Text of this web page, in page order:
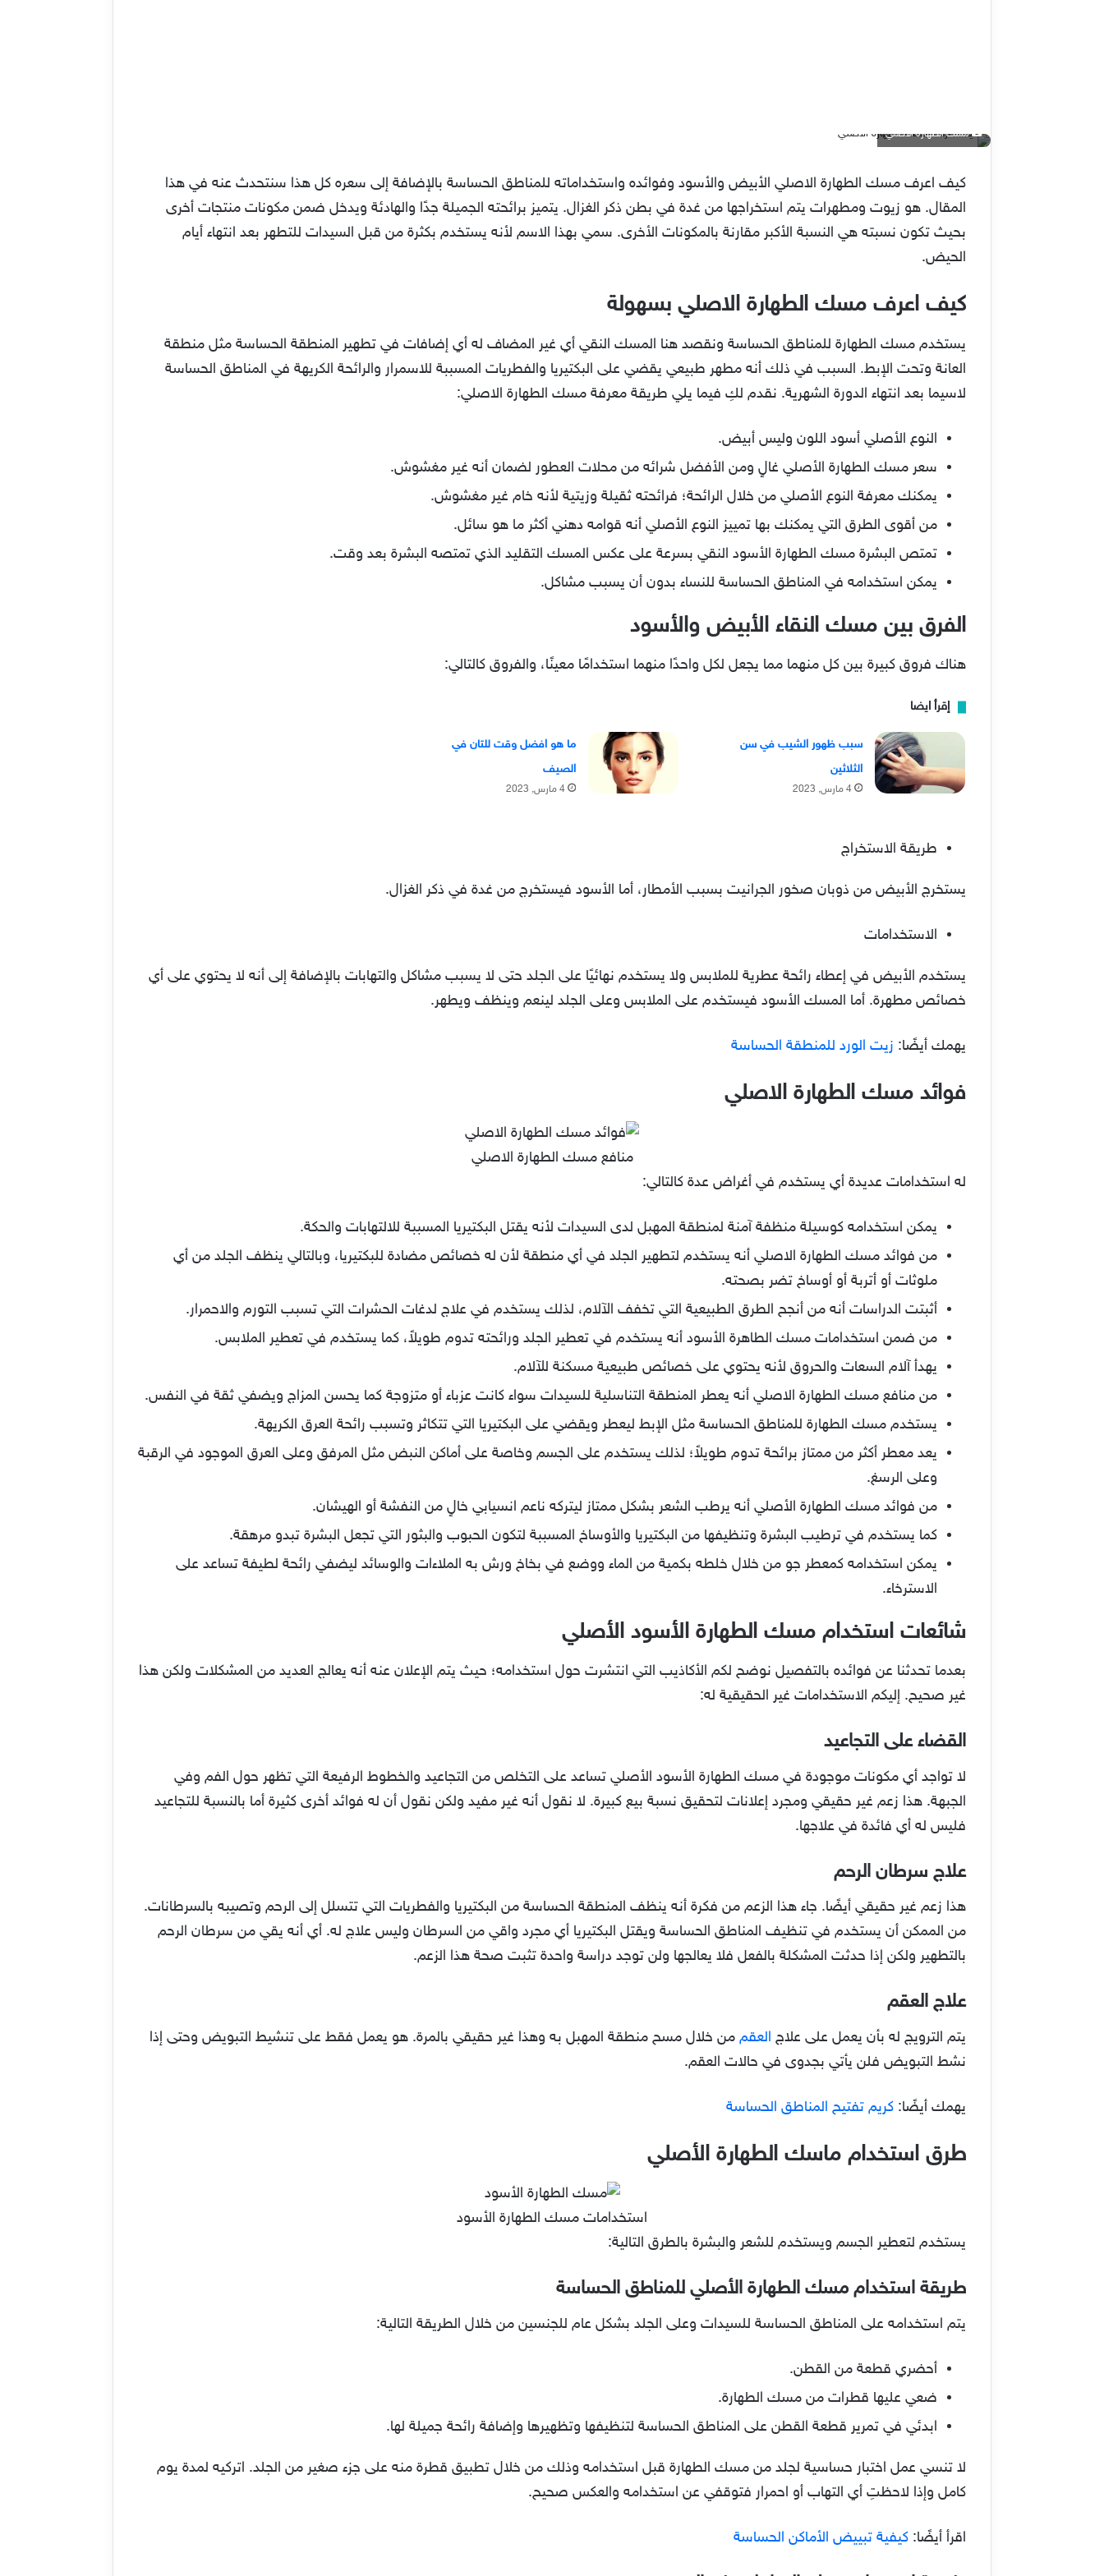
مسك الطهارة الاصلي
كيف اعرف مسك الطهارة الاصلي الأبيض والأسود وفوائده واستخداماته للمناطق الحساسة بالإضافة إلى سعره كل هذا سنتحدث عنه في هذا
المقال. هو زيوت ومطهرات يتم استخراجها من غدة في بطن ذكر الغزال. يتميز برائحته الجميلة جدًا والهادئة ويدخل ضمن مكونات منتجات أخرى
بحيث تكون نسبته هي النسبة الأكبر مقارنة بالمكونات الأخرى. سمي بهذا الاسم لأنه يستخدم بكثرة من قبل السيدات للتطهر بعد انتهاء أيام
الحيض.
كيف اعرف مسك الطهارة الاصلي بسهولة
يستخدم مسك الطهارة للمناطق الحساسة ونقصد هنا المسك النقي أي غير المضاف له أي إضافات في تطهير المنطقة الحساسة مثل منطقة
العانة وتحت الإبط. السبب في ذلك أنه مطهر طبيعي يقضي على البكتيريا والفطريات المسببة للاسمرار والرائحة الكريهة في المناطق الحساسة
لاسيما بعد انتهاء الدورة الشهرية. نقدم لكِ فيما يلي طريقة معرفة مسك الطهارة الاصلي:
النوع الأصلي أسود اللون وليس أبيض.
سعر مسك الطهارة الأصلي غالٍ ومن الأفضل شرائه من محلات العطور لضمان أنه غير مغشوش.
يمكنك معرفة النوع الأصلي من خلال الرائحة؛ فرائحته ثقيلة وزيتية لأنه خام غير مغشوش.
من أقوى الطرق التي يمكنك بها تمييز النوع الأصلي أنه قوامه دهني أكثر ما هو سائل.
تمتص البشرة مسك الطهارة الأسود النقي بسرعة على عكس المسك التقليد الذي تمتصه البشرة بعد وقت.
يمكن استخدامه في المناطق الحساسة للنساء بدون أن يسبب مشاكل.
الفرق بين مسك النقاء الأبيض والأسود
هناك فروق كبيرة بين كل منهما مما يجعل لكل واحدًا منهما استخدامًا معينًا، والفروق كالتالي:
إقرأ ايضا
سبب ظهور الشيب في سن
الثلاثين
4 مارس, 2023
ما هو افضل وقت للتان في
الصيف
4 مارس, 2023
طريقة الاستخراج
يستخرج الأبيض من ذوبان صخور الجرانيت بسبب الأمطار، أما الأسود فيستخرج من غدة في ذكر الغزال.
الاستخدامات
يستخدم الأبيض في إعطاء رائحة عطرية للملابس ولا يستخدم نهائيًا على الجلد حتى لا يسبب مشاكل والتهابات بالإضافة إلى أنه لا يحتوي على أي
خصائص مطهرة. أما المسك الأسود فيستخدم على الملابس وعلى الجلد لينعم وينظف ويطهر.
يهمك أيضًا: زيت الورد للمنطقة الحساسة
فوائد مسك الطهارة الاصلي
منافع مسك الطهارة الاصلي
له استخدامات عديدة أي يستخدم في أغراض عدة كالتالي:
يمكن استخدامه كوسيلة منظفة آمنة لمنطقة المهبل لدى السيدات لأنه يقتل البكتيريا المسببة للالتهابات والحكة.
من فوائد مسك الطهارة الاصلي أنه يستخدم لتطهير الجلد في أي منطقة لأن له خصائص مضادة للبكتيريا، وبالتالي ينظف الجلد من أي
ملوثات أو أتربة أو أوساخ تضر بصحته.
أثبتت الدراسات أنه من أنجح الطرق الطبيعية التي تخفف الآلام، لذلك يستخدم في علاج لدغات الحشرات التي تسبب التورم والاحمرار.
من ضمن استخدامات مسك الطاهرة الأسود أنه يستخدم في تعطير الجلد ورائحته تدوم طويلاً، كما يستخدم في تعطير الملابس.
يهدأ آلام السعات والحروق لأنه يحتوي على خصائص طبيعية مسكنة للآلام.
من منافع مسك الطهارة الاصلي أنه يعطر المنطقة التناسلية للسيدات سواء كانت عزباء أو متزوجة كما يحسن المزاج ويضفي ثقة في النفس.
يستخدم مسك الطهارة للمناطق الحساسة مثل الإبط ليعطر ويقضي على البكتيريا التي تتكاثر وتسبب رائحة العرق الكريهة.
يعد معطر أكثر من ممتاز برائحة تدوم طويلاً؛ لذلك يستخدم على الجسم وخاصة على أماكن النبض مثل المرفق وعلى العرق الموجود في الرقبة
وعلى الرسغ.
من فوائد مسك الطهارة الأصلي أنه يرطب الشعر بشكل ممتاز ليتركه ناعم انسيابي خالٍ من النفشة أو الهيشان.
كما يستخدم في ترطيب البشرة وتنظيفها من البكتيريا والأوساخ المسببة لتكون الحبوب والبثور التي تجعل البشرة تبدو مرهقة.
يمكن استخدامه كمعطر جو من خلال خلطه بكمية من الماء ووضع في بخاخ ورش به الملاءات والوسائد ليضفي رائحة لطيفة تساعد على
الاسترخاء.
شائعات استخدام مسك الطهارة الأسود الأصلي
بعدما تحدثنا عن فوائده بالتفصيل نوضح لكم الأكاذيب التي انتشرت حول استخدامه؛ حيث يتم الإعلان عنه أنه يعالج العديد من المشكلات ولكن هذا
غير صحيح. إليكم الاستخدامات غير الحقيقية له:
القضاء على التجاعيد
لا تواجد أي مكونات موجودة في مسك الطهارة الأسود الأصلي تساعد على التخلص من التجاعيد والخطوط الرفيعة التي تظهر حول الفم وفي
الجبهة. هذا زعم غير حقيقي ومجرد إعلانات لتحقيق نسبة بيع كبيرة. لا نقول أنه غير مفيد ولكن نقول أن له فوائد أخرى كثيرة أما بالنسبة للتجاعيد
فليس له أي فائدة في علاجها.
علاج سرطان الرحم
هذا زعم غير حقيقي أيضًا. جاء هذا الزعم من فكرة أنه ينظف المنطقة الحساسة من البكتيريا والفطريات التي تتسلل إلى الرحم وتصيبه بالسرطانات.
من الممكن أن يستخدم في تنظيف المناطق الحساسة ويقتل البكتيريا أي مجرد واقي من السرطان وليس علاج له. أي أنه يقي من سرطان الرحم
بالتطهير ولكن إذا حدثت المشكلة بالفعل فلا يعالجها ولن توجد دراسة واحدة تثبت صحة هذا الزعم.
علاج العقم
يتم الترويج له بأن يعمل على علاج العقم من خلال مسح منطقة المهبل به وهذا غير حقيقي بالمرة. هو يعمل فقط على تنشيط التبويض وحتى إذا
نشط التبويض فلن يأتي بجدوى في حالات العقم.
يهمك أيضًا: كريم تفتيح المناطق الحساسة
طرق استخدام ماسك الطهارة الأصلي
استخدامات مسك الطهارة الأسود
يستخدم لتعطير الجسم ويستخدم للشعر والبشرة بالطرق التالية:
طريقة استخدام مسك الطهارة الأصلي للمناطق الحساسة
يتم استخدامه على المناطق الحساسة للسيدات وعلى الجلد بشكل عام للجنسين من خلال الطريقة التالية:
أحضري قطعة من القطن.
ضعي عليها قطرات من مسك الطهارة.
ابدئي في تمرير قطعة القطن على المناطق الحساسة لتنظيفها وتظهيرها وإضافة رائحة جميلة لها.
لا تنسي عمل اختبار حساسية لجلد من مسك الطهارة قبل استخدامه وذلك من خلال تطبيق قطرة منه على جزء صغير من الجلد. اتركيه لمدة يوم
كامل وإذا لاحظتِ أي التهاب أو احمرار فتوقفي عن استخدامه والعكس صحيح.
اقرأ أيضًا: كيفية تبييض الأماكن الحساسة